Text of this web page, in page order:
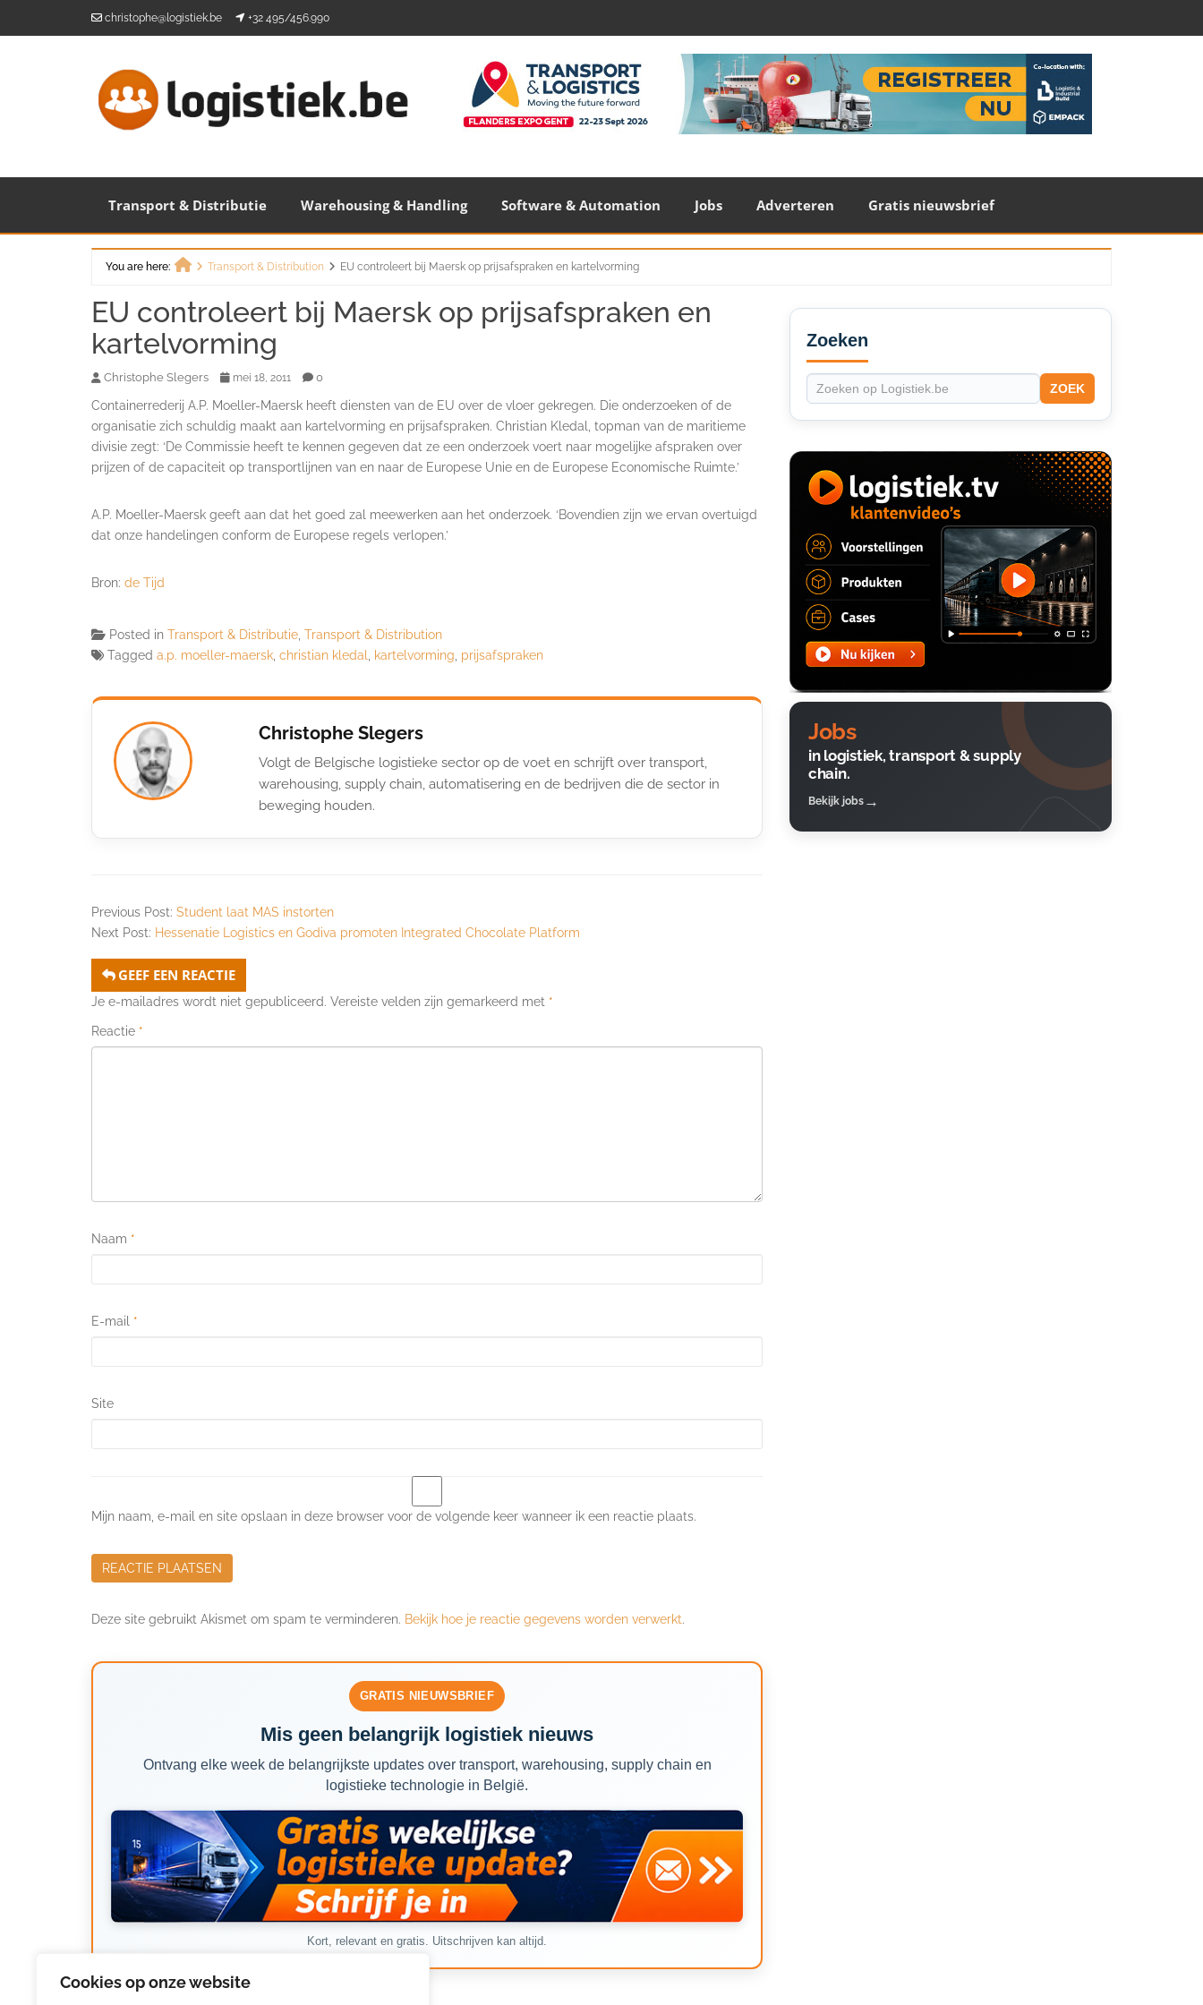
Cookies op onze website
christophe@logistiek.be +32 495/456.990
Transport & Distributie Warehousing & Handling Software & Automation Jobs Adverteren Gratis nieuwsbrief
You are here:
Transport & Distribution EU controleert bij Maersk op prijsafspraken en kartelvorming
EU controleert bij Maersk op prijsafspraken en
kartelvorming
Christophe Slegers mei 18, 2011 0
Containerrederij A.P. Moeller-Maersk heeft diensten van de EU over de vloer gekregen. Die onderzoeken of de
organisatie zich schuldig maakt aan kartelvorming en prijsafspraken. Christian Kledal, topman van de maritieme
divisie zegt: ‘De Commissie heeft te kennen gegeven dat ze een onderzoek voert naar mogelijke afspraken over
prijzen of de capaciteit op transportlijnen van en naar de Europese Unie en de Europese Economische Ruimte.’
A.P. Moeller-Maersk geeft aan dat het goed zal meewerken aan het onderzoek. ‘Bovendien zijn we ervan overtuigd
dat onze handelingen conform de Europese regels verlopen.’
Bron: de Tijd
Posted in Transport & Distributie Transport & Distribution
Tagged a.p. moeller-maersk christian kledal kartelvorming prijsafspraken
Christophe Slegers
Volgt de Belgische logistieke sector op de voet en schrijft over transport,
warehousing, supply chain, automatisering en de bedrijven die de sector in
beweging houden.
Previous Post: Student laat MAS instorten
Next Post: Hessenatie Logistics en Godiva promoten Integrated Chocolate Platform
GEEF EEN REACTIE
Je e-mailadres wordt niet gepubliceerd. Vereiste velden zijn gemarkeerd met *
Reactie *
Naam *
E-mail *
Site
Mijn naam, e-mail en site opslaan in deze browser voor de volgende keer wanneer ik een reactie plaats.
Deze site gebruikt Akismet om spam te verminderen. Bekijk hoe je reactie gegevens worden verwerkt.
GRATIS NIEUWSBRIEF
Mis geen belangrijk logistiek nieuws
Ontvang elke week de belangrijkste updates over transport, warehousing, supply chain en
logistieke technologie in België.
Kort, relevant en gratis. Uitschrijven kan altijd.
Secondary
Sidebar
Zoeken
ZOEK
Jobs
in logistiek, transport & supply
chain.
Bekijk jobs